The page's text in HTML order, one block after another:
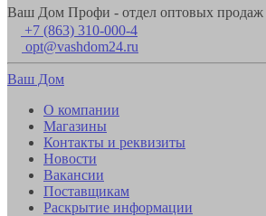
Ваш Дом Профи - отдел оптовых продаж
+7 (863) 310-000-4
opt@vashdom24.ru
Ваш Дом
О компании
Магазины
Контакты и реквизиты
Новости
Вакансии
Поставщикам
Раскрытие информации